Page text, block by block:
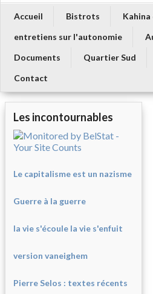
Accueil Bistrots
entretiens sur l'autonomie
Documents
Quartier Sud
Contact
Les incontournables
Le capitalisme est un nazisme
Guerre à la guerre
la vie s'écoule la vie s'enfuit
version vaneighem
Pierre Selos : textes récents